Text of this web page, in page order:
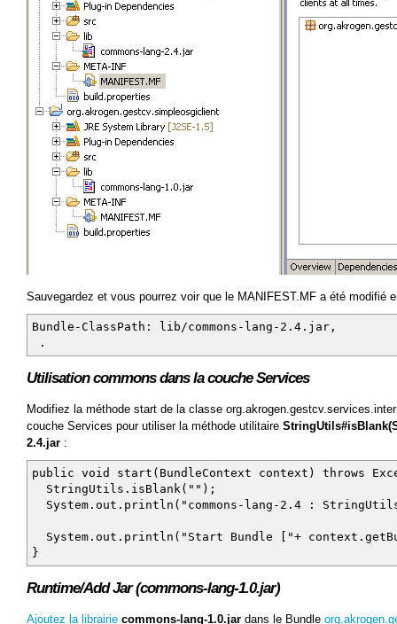
Sauvegardez et vous pourrez voir que le MANIFEST.MF a été modifié
Bundle-ClassPath: lib/commons-lang-2.4.jar,
.
Utilisation commons dans la couche Services
Modifiez la méthode start de la classe
couche Services pour utiliser la méthode utilitaire
2.4.jar :
public void start(BundleContext context) throws
StringUtils.isBlank("");
System.out.println("commons-lang-2.4 :
System.out.println("Start Bundle ["+
}
Runtime/Add Jar (commons-lang-1.0.jar)
Ajoutez la librairie commons-lang-1.0.jar dans le Bundle